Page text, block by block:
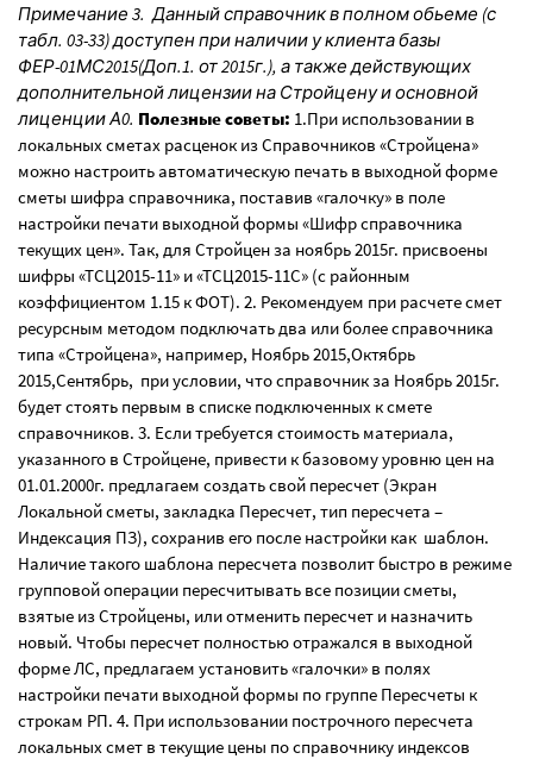
Примечание 3. Данный справочник в полном обьеме (с
табл. 03-33) доступен при наличии у клиента базы
ФЕР-01МС2015(Доп.1. от 2015г.), а также действующих
дополнительной лицензии на Стройцену и основной
лиценции А0. Полезные советы: 1.При использовании в
локальных сметах расценок из Справочников «Стройцена»
можно настроить автоматическую печать в выходной форме
сметы шифра справочника, поставив «галочку» в поле
настройки печати выходной формы «Шифр справочника
текущих цен». Так, для Стройцен за ноябрь 2015г. присвоены
шифры «ТСЦ2015-11» и «ТСЦ2015-11С» (с районным
коэффициентом 1.15 к ФОТ). 2. Рекомендуем при расчете смет
ресурсным методом подключать два или более справочника
типа «Стройцена», например, Ноябрь 2015,Октябрь
2015,Сентябрь, при условии, что справочник за Ноябрь 2015г.
будет стоять первым в списке подключенных к смете
справочников. 3. Если требуется стоимость материала,
указанного в Стройцене, привести к базовому уровню цен на
01.01.2000г. предлагаем создать свой пересчет (Экран
Локальной сметы, закладка Пересчет, тип пересчета –
Индексация ПЗ), сохранив его после настройки как шаблон.
Наличие такого шаблона пересчета позволит быстро в режиме
групповой операции пересчитывать все позиции сметы,
взятые из Стройцены, или отменить пересчет и назначить
новый. Чтобы пересчет полностью отражался в выходной
форме ЛС, предлагаем установить «галочки» в полях
настройки печати выходной формы по группе Пересчеты к
строкам РП. 4. При использовании построчного пересчета
локальных смет в текущие цены по справочнику индексов